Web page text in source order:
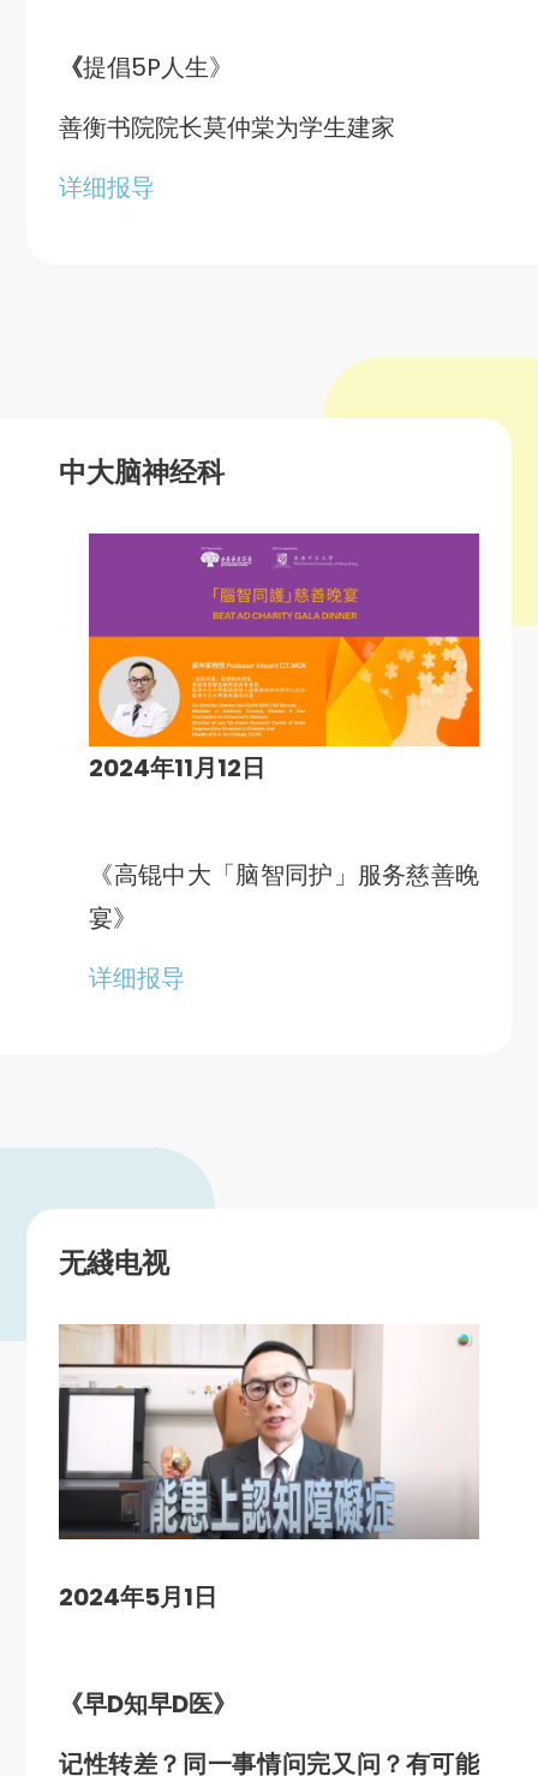
《提倡5P人生》
善衡书院院长莫仲棠为学生建家
详细报导
中大脑神经科
2024年11月12日
《高锟中大「脑智同护」服务慈善晚
宴》
详细报导
无綫电视
2024年5月1日
《早D知早D医》
记性转差？同一事情问完又问？有可能